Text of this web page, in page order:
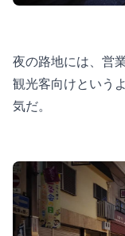
夜の路地には、営
観光客向けという
気だ。